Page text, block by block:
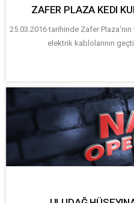
ZAFER PLAZA KEDI
25.03.2016 tarihinde Zafer
elektrik kablolarının